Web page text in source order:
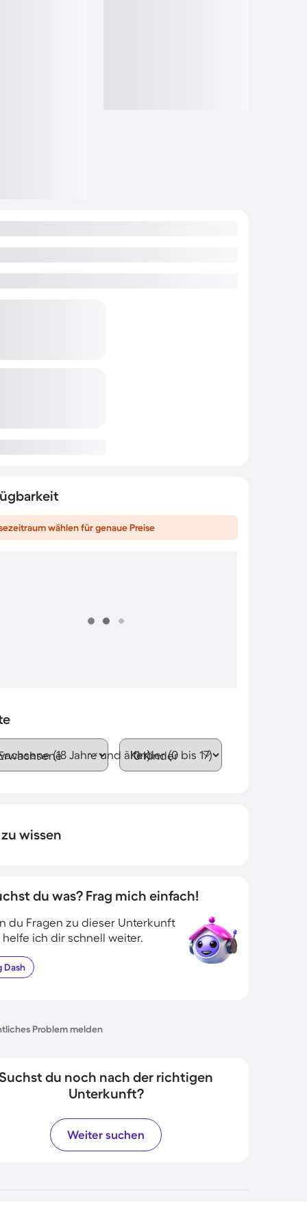
wählen für genaue Preise
(18 Jahre und älter)Kinder (0 bis 17)
wissen
du was? Frag mich einfach!
du Fragen zu dieser Unterkunft
helfe ich dir schnell weiter.
Dash
Problem melden
du noch nach der richtigen
Unterkunft?
Weiter suchen